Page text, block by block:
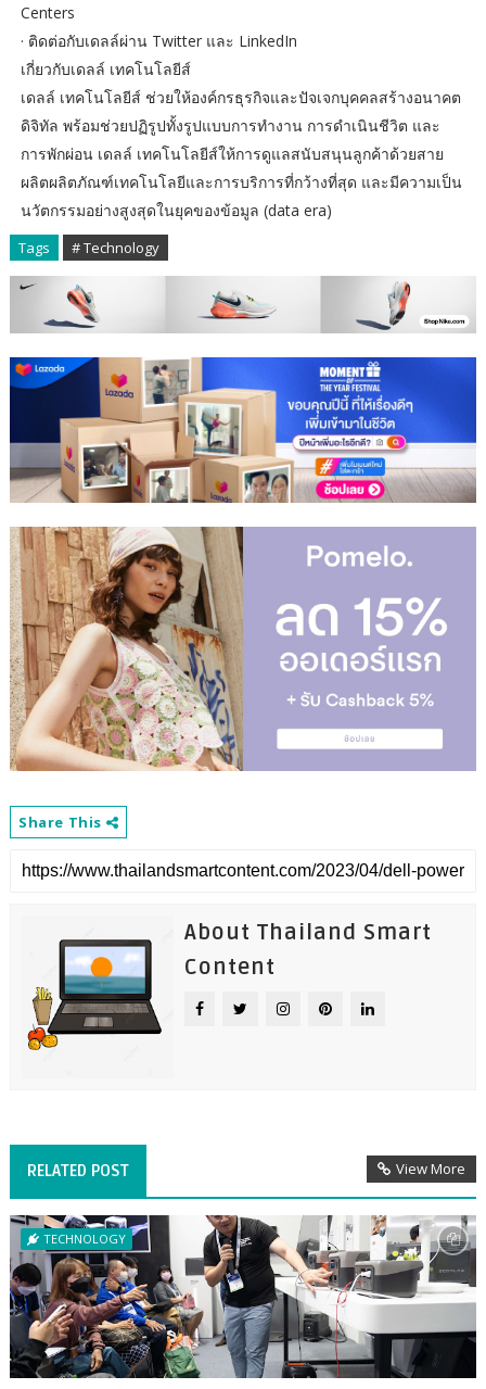
Centers
· ติดต่อกับเดลล์ผ่าน Twitter และ LinkedIn
เกี่ยวกับเดลล์ เทคโนโลยีส์
เดลล์ เทคโนโลยีส์ ช่วยให้องค์กรธุรกิจและปัจเจกบุคคลสร้างอนาคต
ดิจิทัล พร้อมช่วยปฏิรูปทั้งรูปแบบการทำงาน การดำเนินชีวิต และ
การพักผ่อน เดลล์ เทคโนโลยีส์ให้การดูแลสนับสนุนลูกค้าด้วยสาย
ผลิตผลิตภัณฑ์เทคโนโลยีและการบริการที่กว้างที่สุด และมีความเป็น
นวัตกรรมอย่างสูงสุดในยุคของข้อมูล (data era)
Tags # Technology
Share This
About Thailand Smart
Content
RELATED POST View More
TECHNOLOGY